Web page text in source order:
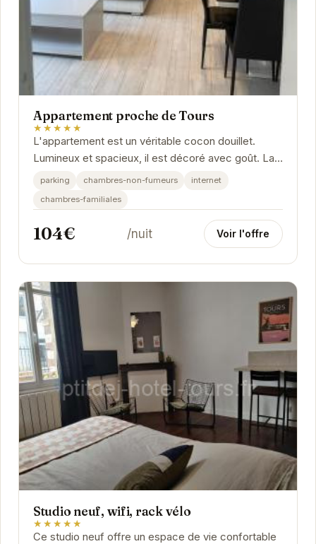
Appartement proche de Tours
★★★★★
L'appartement est un véritable cocon douillet.
Lumineux et spacieux, il est décoré avec goût. La
cuisine est entièrement équipée, permettant...
parking chambres-non-fumeurs
internet
chambres-familiales
104€ /nuit Voir l'offre
Studio neuf, wifi, rack vélo
★★★★★
Ce studio neuf offre un espace de vie confortable